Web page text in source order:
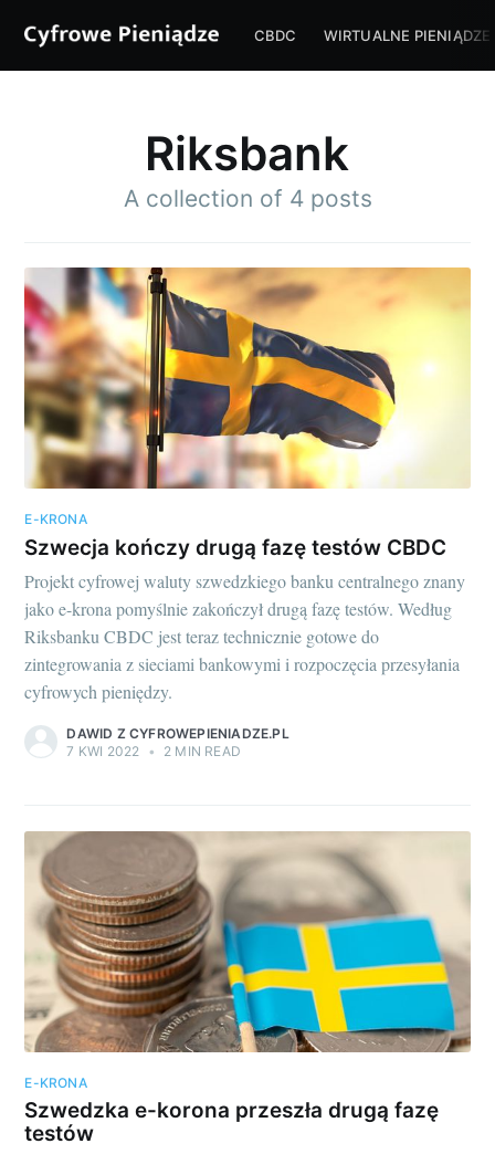
CBDC WIRTUALNE PIENIĄDZE
Riksbank
A collection of 4 posts
E-KRONA
Szwecja kończy drugą fazę testów CBDC
Projekt cyfrowej waluty szwedzkiego banku centralnego znany
jako e-krona pomyślnie zakończył drugą fazę testów. Według
Riksbanku CBDC jest teraz technicznie gotowe do
zintegrowania z sieciami bankowymi i rozpoczęcia przesyłania
cyfrowych pieniędzy.
DAWID Z CYFROWEPIENIADZE.PL
7 KWI 2022 • 2 MIN READ
E-KRONA
Szwedzka e-korona przeszła drugą fazę
testów